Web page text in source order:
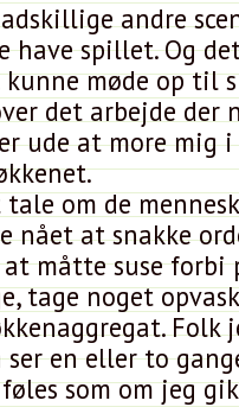
andre
have spillet. Og
møde op til
det arbejde der
ude at more mig
om de
nået at snakke
måtte suse
tage noget
Folk
en eller to
som om jeg